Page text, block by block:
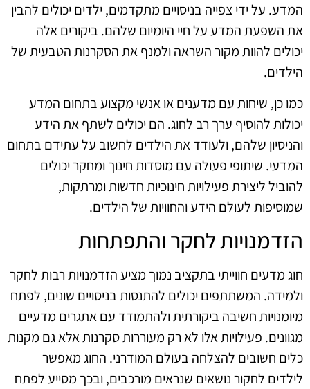
המדע. על ידי צפייה בניסויים מתקדמים, ילדים יכולים להבין
את השפעת המדע על חיי היומיום שלהם. ביקורים אלה
יכולים להוות מקור השראה ולמנף את הסקרנות הטבעית של
הילדים.
כמו כן, שיחות עם מדענים או אנשי מקצוע בתחום המדע
יכולות להוסיף ערך רב לחוג. הם יכולים לשתף את הידע
והניסיון שלהם, ולעודד את הילדים לחשוב על עתידם בתחום
המדעי. שיתופי פעולה עם מוסדות חינוך ומחקר יכולים
להוביל ליצירת פעילויות חינוכיות חדשות ומרתקות,
שמוסיפות לעולם הידע והחוויות של הילדים.
הזדמנויות לחקר והתפתחות
חוג מדעים חווייתי בתקציב נמוך מציע הזדמנויות רבות לחקר
ולמידה. המשתתפים יכולים להתנסות בניסויים שונים, לפתח
מיומנויות חשיבה ביקורתית ולהתמודד עם אתגרים מדעיים
מגוונים. פעילויות אלו לא רק מעוררות סקרנות אלא גם מקנות
כלים חשובים להצלחה בעולם המודרני. החוג מאפשר
לילדים לחקור נושאים שנראים מורכבים, ובכך מסייע לפתח